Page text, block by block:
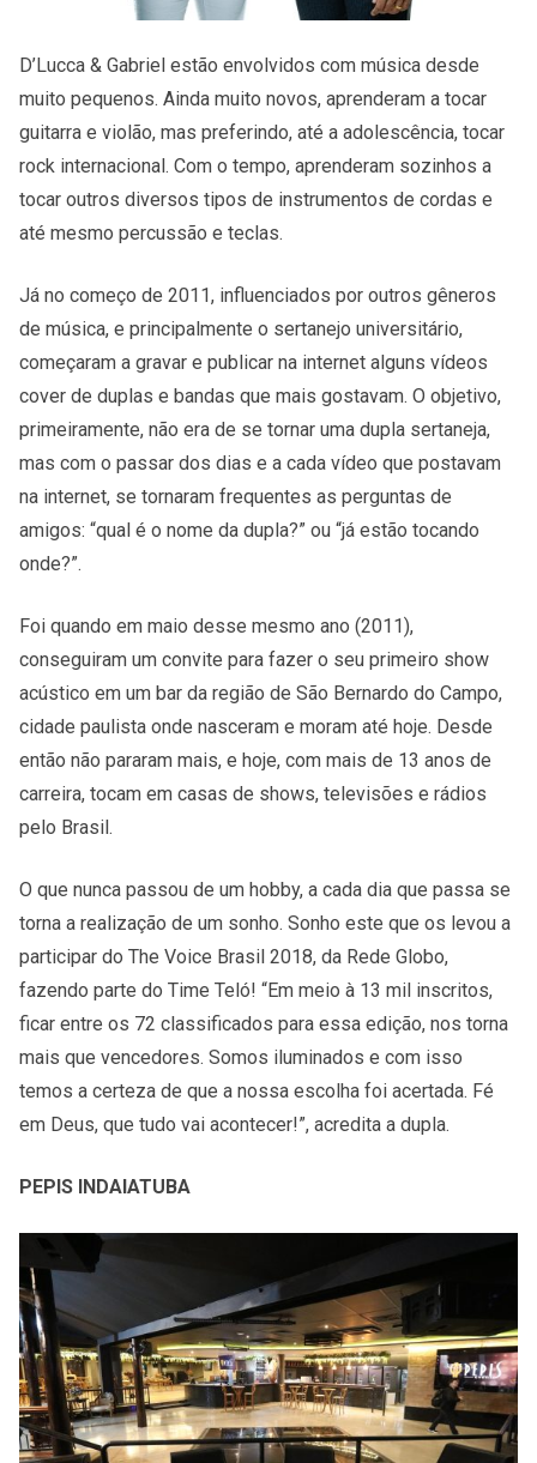
D’Lucca & Gabriel estão envolvidos com música desde
muito pequenos. Ainda muito novos, aprenderam a tocar
guitarra e violão, mas preferindo, até a adolescência, tocar
rock internacional. Com o tempo, aprenderam sozinhos a
tocar outros diversos tipos de instrumentos de cordas e
até mesmo percussão e teclas.
Já no começo de 2011, influenciados por outros gêneros
de música, e principalmente o sertanejo universitário,
começaram a gravar e publicar na internet alguns vídeos
cover de duplas e bandas que mais gostavam. O objetivo,
primeiramente, não era de se tornar uma dupla sertaneja,
mas com o passar dos dias e a cada vídeo que postavam
na internet, se tornaram frequentes as perguntas de
amigos: “qual é o nome da dupla?” ou “já estão tocando
onde?”.
Foi quando em maio desse mesmo ano (2011),
conseguiram um convite para fazer o seu primeiro show
acústico em um bar da região de São Bernardo do Campo,
cidade paulista onde nasceram e moram até hoje. Desde
então não pararam mais, e hoje, com mais de 13 anos de
carreira, tocam em casas de shows, televisões e rádios
pelo Brasil.
O que nunca passou de um hobby, a cada dia que passa se
torna a realização de um sonho. Sonho este que os levou a
participar do The Voice Brasil 2018, da Rede Globo,
fazendo parte do Time Teló! “Em meio à 13 mil inscritos,
ficar entre os 72 classificados para essa edição, nos torna
mais que vencedores. Somos iluminados e com isso
temos a certeza de que a nossa escolha foi acertada. Fé
em Deus, que tudo vai acontecer!”, acredita a dupla.
PEPIS INDAIATUBA